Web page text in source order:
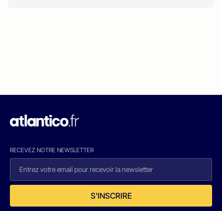
RECEVEZ NOTRE NEWSLETTER
S'INSCRIRE